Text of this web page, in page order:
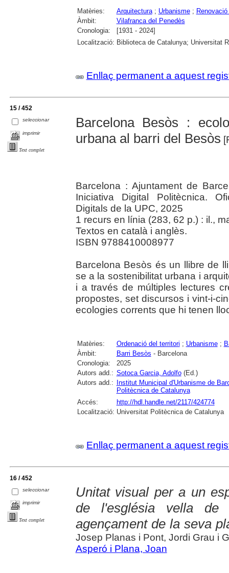
Matèries: Arquitectura; Urbanisme; Renovació
Àmbit:
Vilafranca del Penedès
Cronologia:
[1931 - 2024]
Localització: Biblioteca de Catalunya; Universitat
Enllaç permanent a aquest
15 / 452
seleccionar
imprimir
Text complet
Barcelona Besòs :
urbana al barri del Besòs
Barcelona : Ajuntament de
Iniciativa Digital Politècnica.
Digitals de la UPC, 2025
1 recurs en línia (283, 62 p.) : il.,
Textos en català i anglès.
ISBN 9788410008977
Barcelona Besòs és un llibre de
se a la sostenibilitat urbana i
i a través de múltiples lectures
propostes, set discursos i vint-i-
ecologies corrents que hi tenen
Matèries: Ordenació del territori ; Urbanisme;
Àmbit:
Barri Besòs - Barcelona
Cronologia:
2025
Autors add.: Sotoca Garcia, Adolfo(Ed.)
Autors add.: Institut Municipal d'Urbanisme de
Politècnica de Catalunya
Accés:
http://hdl.handle.net/2117/424774
Localització: Universitat Politècnica de Catalunya
Enllaç permanent a aquest
16 / 452
seleccionar
imprimir
Text complet
Unitat visual per a un
de l'església vella
agençament de la seva
Josep Planas i Pont, Jordi Grau i
Asperó i Plana, Joan